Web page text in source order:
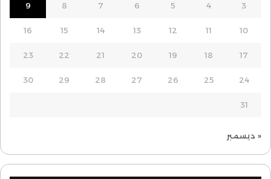
3
4
5
6
7
8
9
10
11
12
13
14
15
16
17
18
19
20
21
22
23
24
25
26
27
28
29
30
31
« ديسمبر